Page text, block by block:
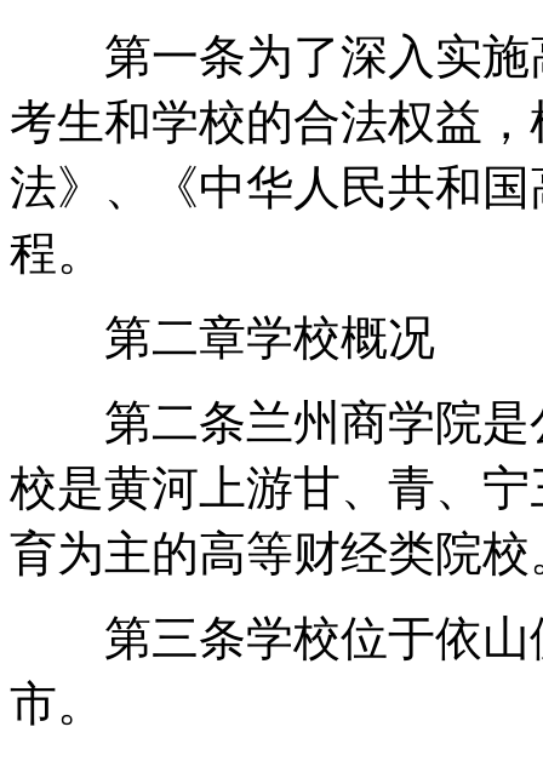
第一条为了深入实施
考生和学校的合法权益
法》、《中华人民共和
程。
第二章学校概况
第二条兰州商学院是
校是黄河上游甘、青、
育为主的高等财经类院校
第三条学校位于依山
市。